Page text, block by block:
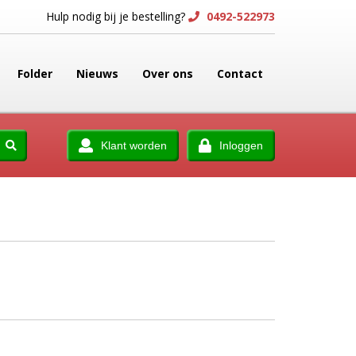
Hulp nodig bij je bestelling? 0492-522973
Folder Nieuws Over ons Contact
Klant worden Inloggen